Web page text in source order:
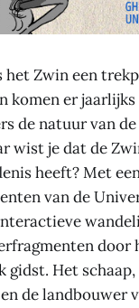
het Zwin een
komen er jaarlijks
de natuur van
wist je dat de
heeft? Met
van de
door
gidst. Het
de landbouwer